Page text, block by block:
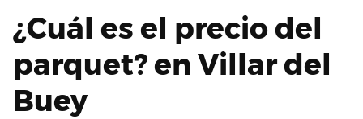
¿Cuál es el precio del
parquet? en Villar del
Buey